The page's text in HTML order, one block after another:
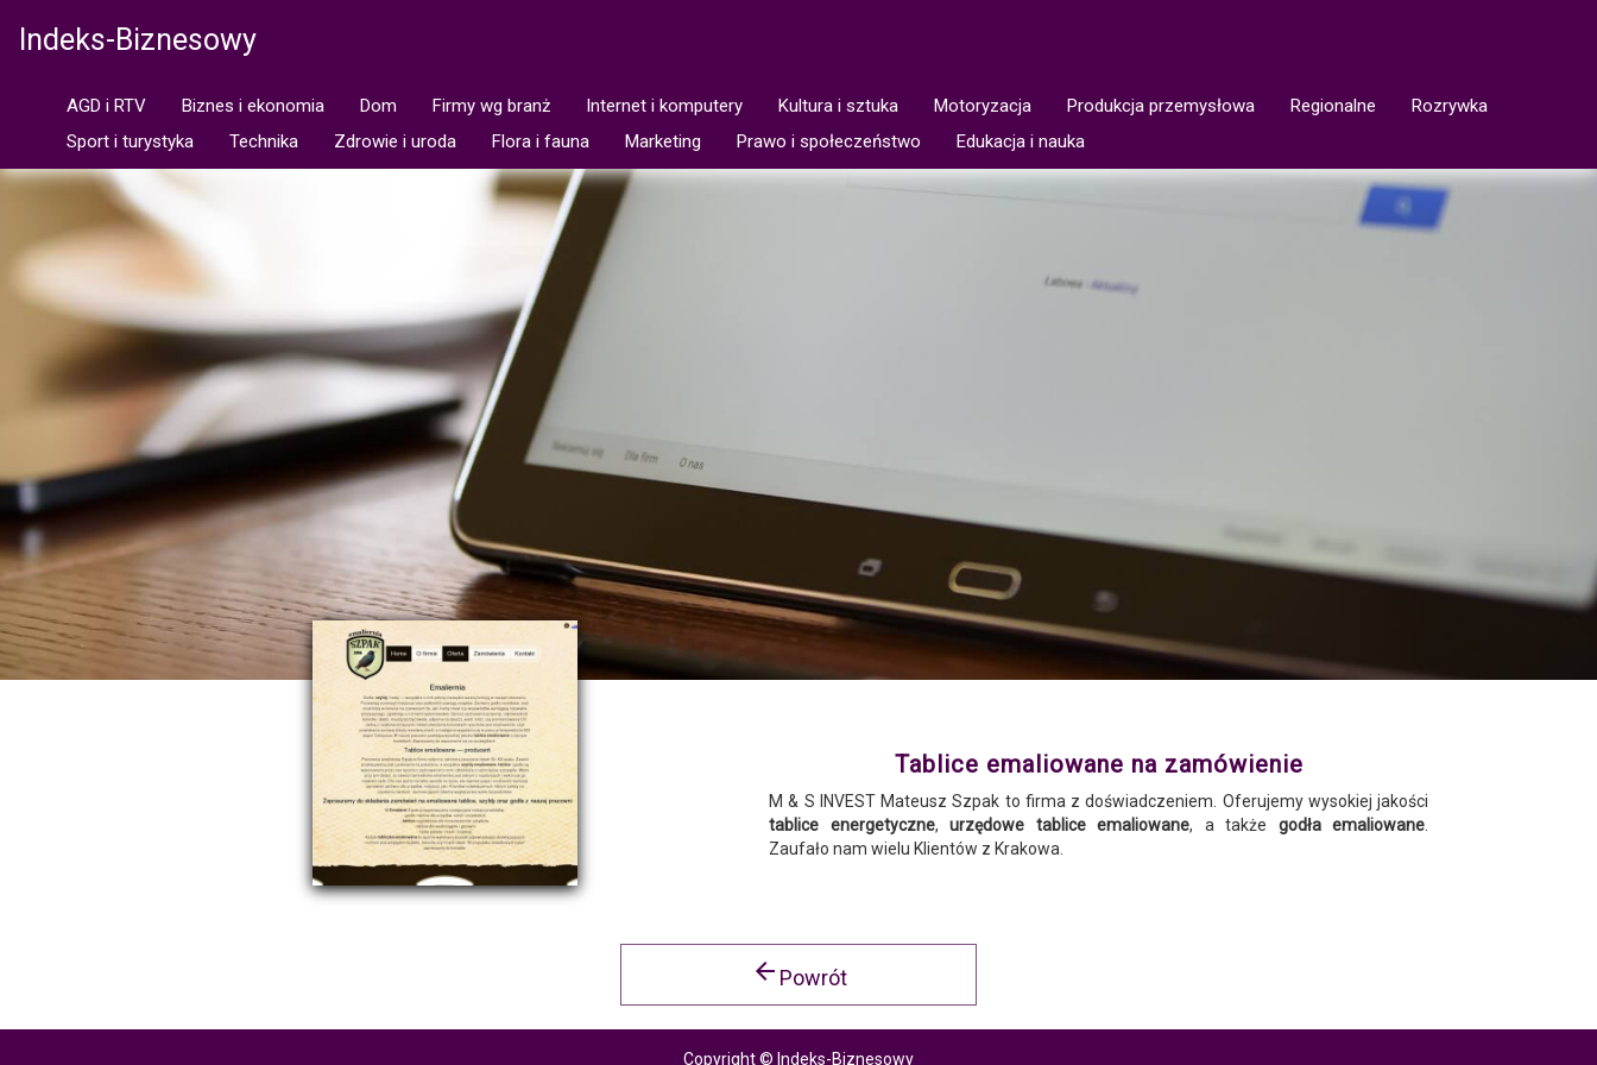
Indeks-Biznesowy
AGD i RTV Biznes i ekonomia Dom Firmy wg branż Internet i komputery Kultura i sztuka Motoryzacja Produkcja przemysłowa Regionalne
Rozrywka
Sport i turystyka
Technika Zdrowie i uroda Flora i fauna Marketing Prawo i społeczeństwo Edukacja i nauka
Tablice emaliowane na zamówienie
M & S INVEST Mateusz Szpak to firma z doświadczeniem. Oferujemy wysokiej jakości
tablice energetyczne, urzędowe tablice emaliowane, a także godła emaliowane
Zaufało nam wielu Klientów z Krakowa.
arrow_back Powrót
Copyright © Indeks-Biznesowy